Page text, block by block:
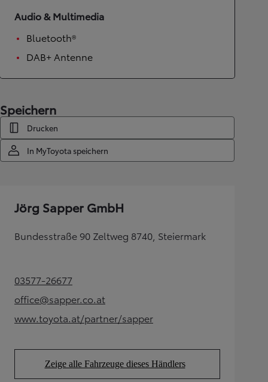
Audio & Multimedia
Bluetooth®
DAB+ Antenne
Speichern
Drucken
In MyToyota speichern
Jörg Sapper GmbH
Bundesstraße 90 Zeltweg 8740, Steiermark
03577-26677(Opens in new tab)
office@sapper.co.at
(Opens in new tab)
www.toyota.at/partner/sapper
(Opens in new tab)
Zeige alle Fahrzeuge dieses Händlers
(Opens in new tab)